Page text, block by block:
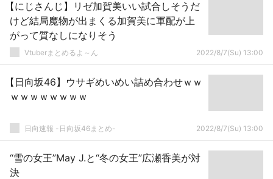
【にじさんじ】リゼ加賀美いい試合しそうだ
けど結局魔物が出まくる加賀美に軍配が上
がって質なしになりそう
Vtuberまとめるよ～ん 2022/8/7(Su) 13:00
【日向坂46】ウサギめいめい詰め合わせｗｗ
ｗｗｗｗｗｗｗｗ
日向速報 -日向坂46まとめ- 2022/8/7(Su) 13:00
“雪の女王”May J.と“冬の女王”広瀬香美が対
決